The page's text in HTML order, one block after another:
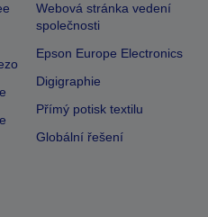
Webová stránka vedení
společnosti
Epson Europe Electronics
Digigraphie
Přímý potisk textilu
Globální řešení